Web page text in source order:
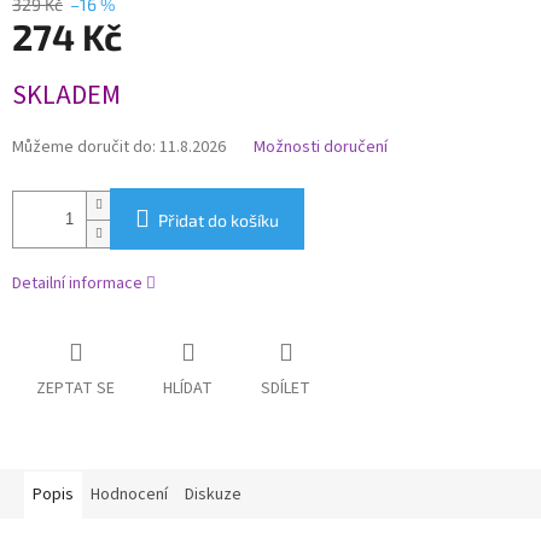
329 Kč –16 %
274 Kč
cena:
SKLADEM
Můžeme doručit do: 11.8.2026 Možnosti doručení
Přidat do košíku
Detailní informace
ZEPTAT SE HLÍDAT SDÍLET
Popis Hodnocení Diskuze